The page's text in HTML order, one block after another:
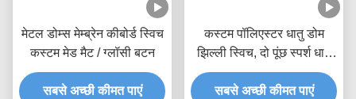
मेटल डोम्स मेम्ब्रेन कीबोर्ड स्विच
कस्टम मेड मैट / ग्लॉसी बटन
सबसे अच्छी कीमत पाएं
कस्टम पॉलिएस्टर धातु डोम
झिल्ली स्विच, दो पूंछ स्पर्श धातु
डोम स्विच
सबसे अच्छी कीमत पाएं